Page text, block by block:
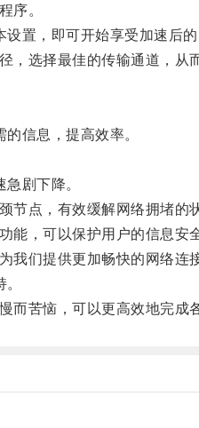
序。
置，即可开始享受加速后的
选择最佳的传输通道，从
信息，提高效率。
剧下降。
点，有效缓解网络拥堵的
，可以保护用户的信息安
们提供更加畅快的网络连接
苦恼，可以更高效地完成